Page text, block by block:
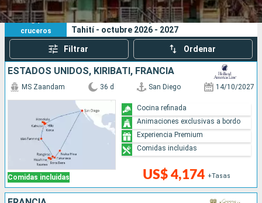
Puertos Compañías
Buscar
31
cruceros
Sus criterios de búsqueda:
Tahití - octubre 2026 - 2027
Filtrar Ordenar
ESTADOS UNIDOS, KIRIBATI, FRANCIA
Comidas incluidas
MS Zaandam 36 d San Diego 14/10/2027
US$ 4,174 +Tasas
Cocina refinada
Animaciones exclusivas a bordo
Experiencia Premium
Comidas incluidas